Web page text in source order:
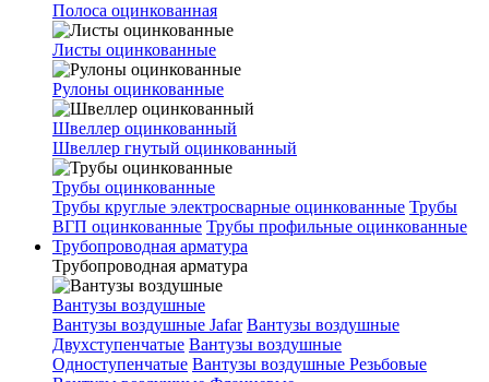
Полоса оцинкованная
Листы оцинкованные
Рулоны оцинкованные
Швеллер оцинкованный
Швеллер гнутый оцинкованный
Трубы оцинкованные
Трубы круглые электросварные оцинкованные Трубы
ВГП оцинкованные Трубы профильные оцинкованные
Трубопроводная арматура
Трубопроводная арматура
Вантузы воздушные
Вантузы воздушные Jafar Вантузы воздушные
Двухступенчатые Вантузы воздушные
Одноступенчатые Вантузы воздушные Резьбовые